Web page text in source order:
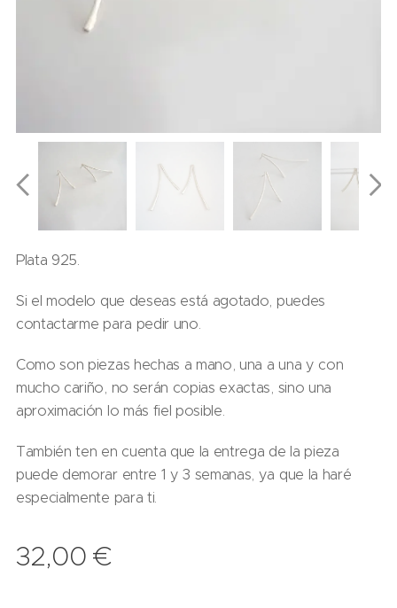
Plata 925.
Si el modelo que deseas está agotado, puedes
contactarme para pedir uno.
Como son piezas hechas a mano, una a una y con
mucho cariño, no serán copias exactas, sino una
aproximación lo más fiel posible.
También ten en cuenta que la entrega de la pieza
puede demorar entre 1 y 3 semanas, ya que la haré
especialmente para ti.
32,00 €